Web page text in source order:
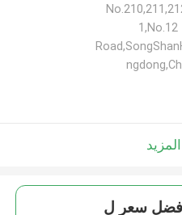
سعر ل